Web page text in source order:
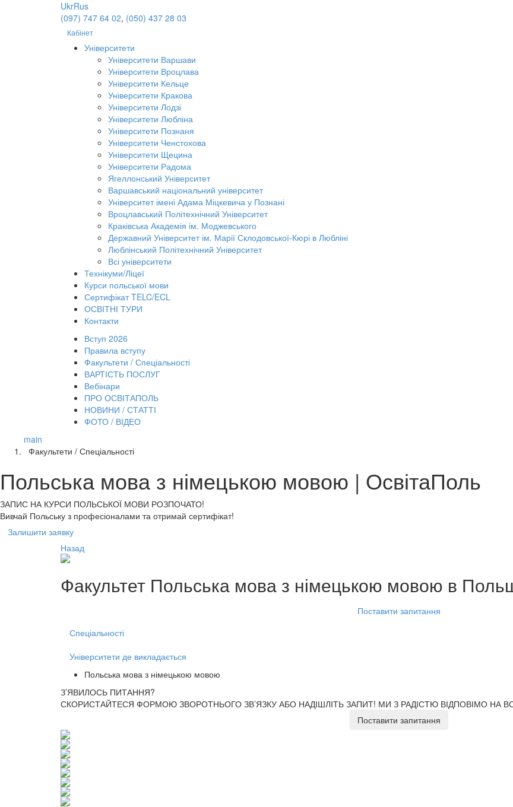
UkrRus
(097) 747 64 02, (050) 437 28 03
Кабінет
Університети
Університети Варшави
Університети Вроцлава
Університети Кельце
Університети Кракова
Університети Лодзі
Університети Любліна
Університети Познаня
Університети Ченстохова
Університети Щецина
Університети Радома
Ягеллонський Університет
Варшавський національний університет
Університет імені Адама Міцкевича у Познані
Вроцлавський Політехнічний Університет
Краківська Академія ім. Моджевського
Державний Університет ім. Марії Склодовської-Кюрі в Любліні
Люблінський Політехнічний Університет
Всі університети
Технікуми/Ліцеї
Курси польської мови
Сертифікат TELC/ECL
ОСВІТНІ ТУРИ
Контакти
Вступ 2026
Правила вступу
Факультети / Спеціальності
ВАРТІСТЬ ПОСЛУГ
Вебінари
ПРО ОСВІТАПОЛЬ
НОВИНИ / СТАТТІ
ФОТО / ВІДЕО
main
Факультети / Спеціальності
Польська мова з німецькою мовою | ОсвітаПоль
ЗАПИС НА КУРСИ ПОЛЬСЬКОЇ МОВИ РОЗПОЧАТО!
Вивчай Польську з професіоналами та отримай сертифікат!
Залишити заявку
Назад
Факультет Польська мова з німецькою мовою в
Поставити запитання
Спеціальності
Університети де викладається
Польська мова з німецькою мовою
З’ЯВИЛОСЬ ПИТАННЯ?
СКОРИСТАЙТЕСЯ ФОРМОЮ ЗВОРОТНЬОГО ЗВ’ЯЗКУ АБО НАДІШЛІТЬ ЗАПИТ! МИ З РАДІСТЮ ВІДПОВІМО НА
Поставити запитання